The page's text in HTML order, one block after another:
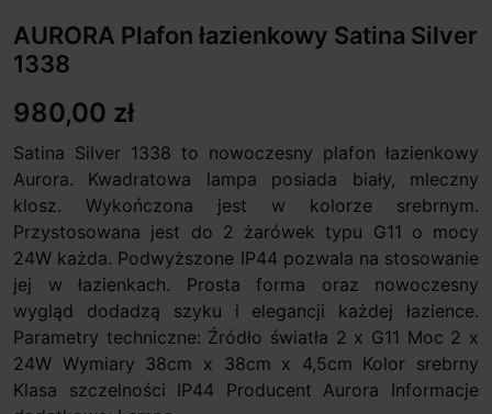
AURORA Plafon łazienkowy Satina Silver
1338
980,00 zł
Satina Silver 1338 to nowoczesny plafon łazienkowy
Aurora. Kwadratowa lampa posiada biały, mleczny
klosz. Wykończona jest w kolorze srebrnym.
Przystosowana jest do 2 żarówek typu G11 o mocy
24W każda. Podwyższone IP44 pozwala na stosowanie
jej w łazienkach. Prosta forma oraz nowoczesny
wygląd dodadzą szyku i elegancji każdej łazience.
Parametry techniczne: Źródło światła 2 x G11 Moc 2 x
24W Wymiary 38cm x 38cm x 4,5cm Kolor srebrny
Klasa szczelności IP44 Producent Aurora Informacje